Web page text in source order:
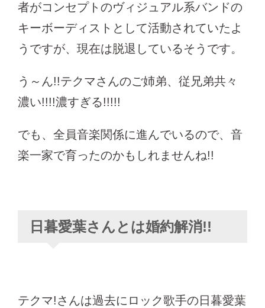
者がコンセプトのヴィジュアル系バンドの
キーボーディストとして活動されていたよ
うですが、現在は脱退しているそうです。
う～ん!!テクマさんのご姉弟、従兄弟共々
濃い!!!!濃すぎる!!!!!
でも、全員音楽関係に進んでいるので、音
楽一家で育ったのかもしれませんね!!
日暮愛葉さんとは婚約解消!!
テクマ!さんは過去にロック歌手の日暮愛葉